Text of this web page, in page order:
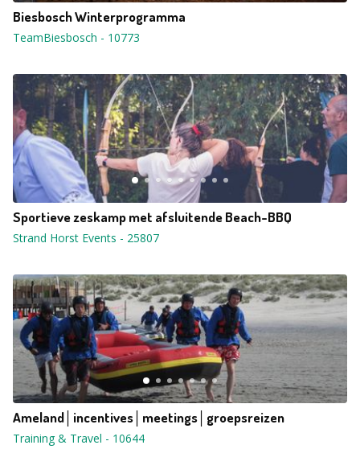
Biesbosch Winterprogramma
TeamBiesbosch - 10773
Sportieve zeskamp met afsluitende Beach-BBQ
Strand Horst Events - 25807
Ameland│incentives│meetings│groepsreizen
Training & Travel - 10644